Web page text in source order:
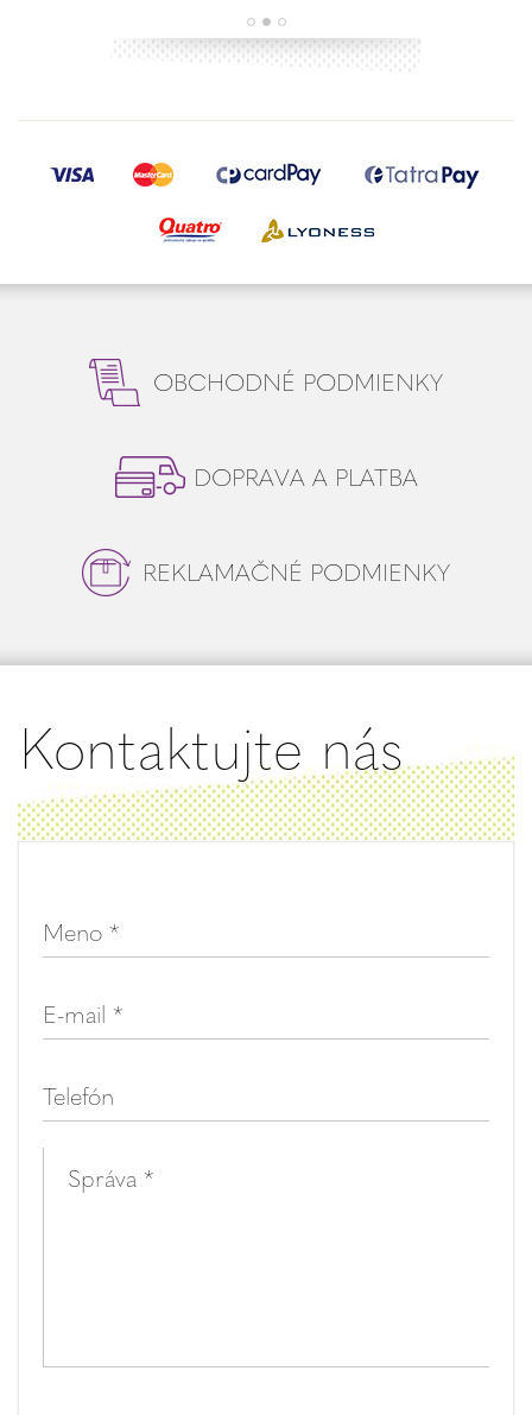
OBCHODNÉ PODMIENKY
DOPRAVA A PLATBA
REKLAMAČNÉ PODMIENKY
Kontaktujte nás